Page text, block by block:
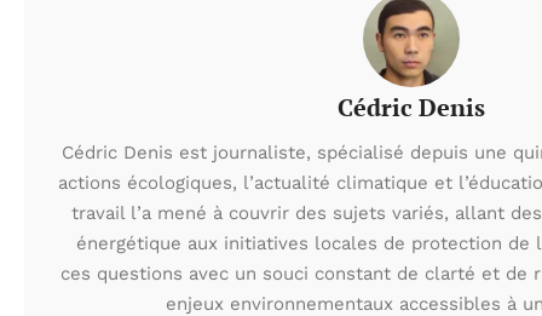
Cédric Denis
Cédric Denis est journaliste, spécialisé depuis une
actions écologiques, l’actualité climatique et
travail l’a mené à couvrir des sujets variés, allant
énergétique aux initiatives locales de protection de
ces questions avec un souci constant de clarté et de
enjeux environnementaux accessibles à